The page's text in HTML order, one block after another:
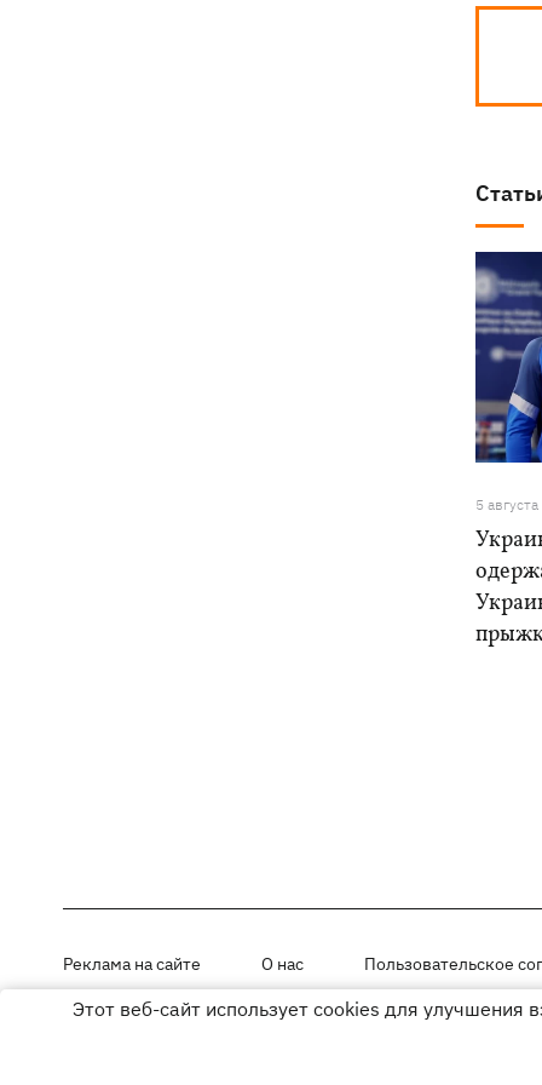
5 августа
Реклама на сайте О нас Пользовательское
Материалы под рубриками «Новости компании», «PR» и «Факт»
Этот веб-сайт использует cookies для улучшения